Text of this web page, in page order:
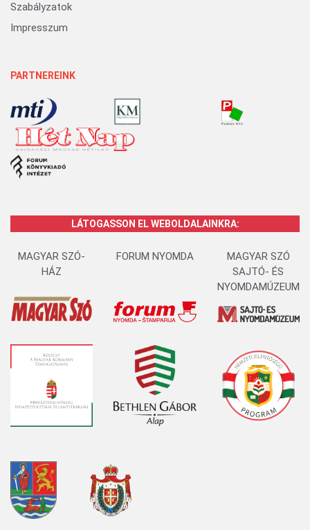
Szabályzatok
Impresszum
PARTNEREINK
LÁTOGASSON EL WEBOLDALAINKRA:
MAGYAR SZÓ-
HÁZ
FORUM NYOMDA
MAGYAR SZÓ
SAJTÓ- ÉS
NYOMDAMÚZEUM